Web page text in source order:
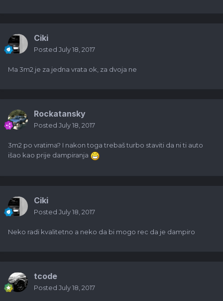
Ciki
Posted July 18, 2017
Ma 3m2 je za jedna vrata ok, za dvoja ne
Rockatansky
Posted July 18, 2017
3m2 po vratima? I nakon toga trebaš turbo staviti da ni ti auto
išao kao prije dampiranja
Ciki
Posted July 18, 2017
Neko radi kvalitetno a neko da bi mogo rec da je dampiro
tcode
Posted July 18, 2017